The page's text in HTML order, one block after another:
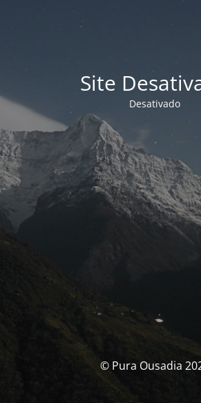
Site
Desativado
© Pura Ousadia